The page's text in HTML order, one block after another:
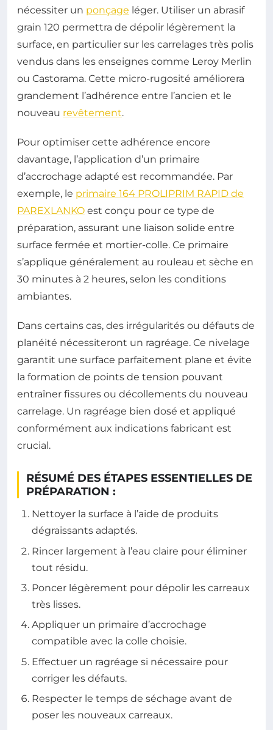
nécessiter un ponçage léger. Utiliser un abrasif
grain 120 permettra de dépolir légèrement la
surface, en particulier sur les carrelages très polis
vendus dans les enseignes comme Leroy Merlin
ou Castorama. Cette micro-rugosité améliorera
grandement l’adhérence entre l’ancien et le
nouveau revêtement.
Pour optimiser cette adhérence encore
davantage, l’application d’un primaire
d’accrochage adapté est recommandée. Par
exemple, le primaire 164 PROLIPRIM RAPID de
PAREXLANKO est conçu pour ce type de
préparation, assurant une liaison solide entre
surface fermée et mortier-colle. Ce primaire
s’applique généralement au rouleau et sèche en
30 minutes à 2 heures, selon les conditions
ambiantes.
Dans certains cas, des irrégularités ou défauts de
planéité nécessiteront un ragréage. Ce nivelage
garantit une surface parfaitement plane et évite
la formation de points de tension pouvant
entraîner fissures ou décollements du nouveau
carrelage. Un ragréage bien dosé et appliqué
conformément aux indications fabricant est
crucial.
RÉSUMÉ DES ÉTAPES ESSENTIELLES DE
PRÉPARATION :
Nettoyer la surface à l’aide de produits
dégraissants adaptés.
Rincer largement à l’eau claire pour éliminer
tout résidu.
Poncer légèrement pour dépolir les carreaux
très lisses.
Appliquer un primaire d’accrochage
compatible avec la colle choisie.
Effectuer un ragréage si nécessaire pour
corriger les défauts.
Respecter le temps de séchage avant de
poser les nouveaux carreaux.